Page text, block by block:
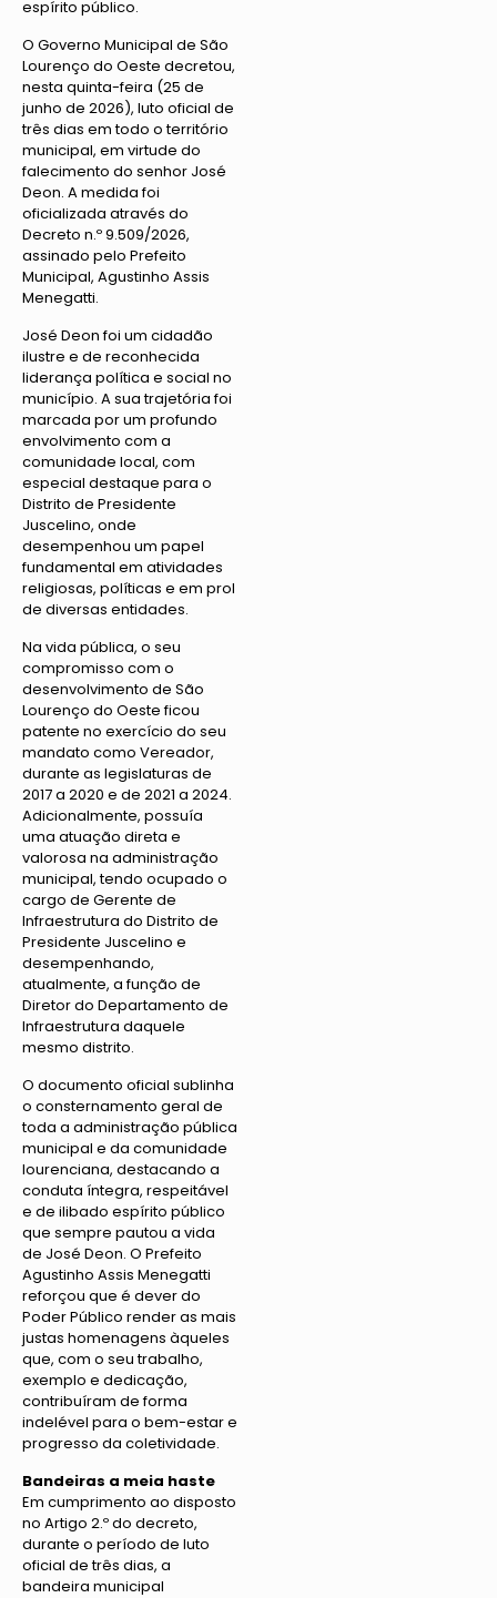
espírito público.
O Governo Municipal de São
Lourenço do Oeste decretou,
nesta quinta-feira (25 de
junho de 2026), luto oficial de
três dias em todo o território
municipal, em virtude do
falecimento do senhor José
Deon. A medida foi
oficializada através do
Decreto n.º 9.509/2026,
assinado pelo Prefeito
Municipal, Agustinho Assis
Menegatti.
José Deon foi um cidadão
ilustre e de reconhecida
liderança política e social no
município. A sua trajetória foi
marcada por um profundo
envolvimento com a
comunidade local, com
especial destaque para o
Distrito de Presidente
Juscelino, onde
desempenhou um papel
fundamental em atividades
religiosas, políticas e em prol
de diversas entidades.
Na vida pública, o seu
compromisso com o
desenvolvimento de São
Lourenço do Oeste ficou
patente no exercício do seu
mandato como Vereador,
durante as legislaturas de
2017 a 2020 e de 2021 a 2024.
Adicionalmente, possuía
uma atuação direta e
valorosa na administração
municipal, tendo ocupado o
cargo de Gerente de
Infraestrutura do Distrito de
Presidente Juscelino e
desempenhando,
atualmente, a função de
Diretor do Departamento de
Infraestrutura daquele
mesmo distrito.
O documento oficial sublinha
o consternamento geral de
toda a administração pública
municipal e da comunidade
lourenciana, destacando a
conduta íntegra, respeitável
e de ilibado espírito público
que sempre pautou a vida
de José Deon. O Prefeito
Agustinho Assis Menegatti
reforçou que é dever do
Poder Público render as mais
justas homenagens àqueles
que, com o seu trabalho,
exemplo e dedicação,
contribuíram de forma
indelével para o bem-estar e
progresso da coletividade.
Bandeiras a meia haste
Em cumprimento ao disposto
no Artigo 2.º do decreto,
durante o período de luto
oficial de três dias, a
bandeira municipal